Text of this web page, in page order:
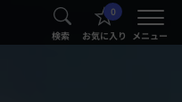
検索
0
お気に入り メニュー
®